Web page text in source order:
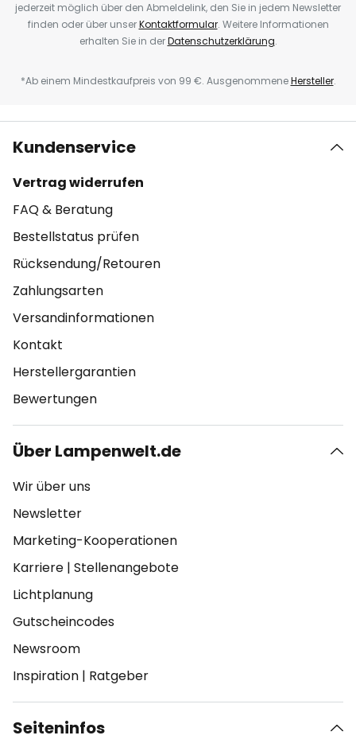
jederzeit möglich über den Abmeldelink, den Sie in jedem Newsletter
finden oder über unserKontaktformular. Weitere Informationen
erhalten Sie in derDatenschutzerklärung.
*Ab einem Mindestkaufpreis von 99 €. AusgenommeneHersteller.
Kundenservice
Vertrag widerrufen
FAQ & Beratung
Bestellstatus prüfen
Rücksendung/Retouren
Zahlungsarten
Versandinformationen
Kontakt
Herstellergarantien
Bewertungen
Über Lampenwelt.de
Wir über uns
Newsletter
Marketing-Kooperationen
Karriere | Stellenangebote
Lichtplanung
Gutscheincodes
Newsroom
Inspiration | Ratgeber
Seiteninfos